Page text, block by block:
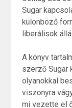
Sugar
különböző
liberálisok
A könyv
szerző Sugar
olyanokkal
viszonyra
mi vezette el